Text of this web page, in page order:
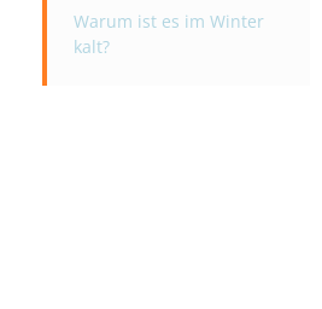
Warum ist es im Winter
kalt?